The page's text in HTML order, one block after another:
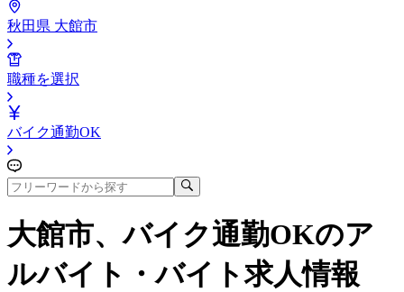
秋田県 大館市
職種を選択
バイク通勤OK
大館市、バイク通勤OKのア
ルバイト・バイト求人情報